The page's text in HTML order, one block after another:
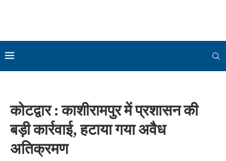
कोटद्वार : काशीरामपुर में प्रशासन की
बड़ी कार्रवाई, हटाया गया अवैध
अतिक्रमण